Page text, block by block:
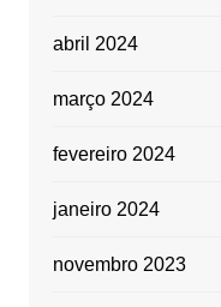
abril 2024
março 2024
fevereiro 2024
janeiro 2024
novembro 2023